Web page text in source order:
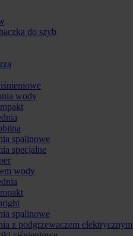
do szyb
wody
spalinowe
specjalne
wody
spalinowe
z podgrzewaczem elektrycznym